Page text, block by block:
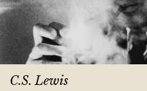
C.S. Lewis